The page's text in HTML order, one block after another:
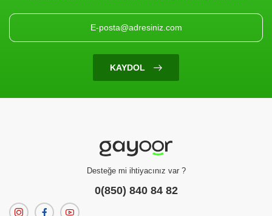
Filtrenize Uygun
Ürün Bulunamadı
KAYDOL
Desteğe mi ihtiyacınız var ?
0(850) 840 84 82